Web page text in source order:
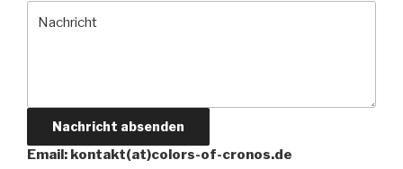
Nachricht absenden
Email: kontakt(at)colors-of-cronos.de